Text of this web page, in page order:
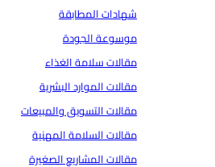
شهادات المطابقة
موسوعة الجودة
مقالات سلامة الغذاء
مقالات الموارد البشرية
مقالات التسويق والمبيعات
مقالات السلامة المهنية
مقالات المشاريع الصغيرة